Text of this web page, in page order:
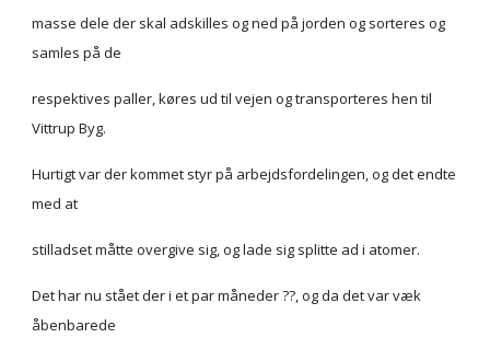
masse dele der skal adskilles og ned på jorden og sorteres og
samles på de
respektives paller, køres ud til vejen og transporteres hen til
Vittrup Byg.
Hurtigt var der kommet styr på arbejdsfordelingen, og det endte
med at
stilladset måtte overgive sig, og lade sig splitte ad i atomer.
Det har nu stået der i et par måneder ??, og da det var væk
åbenbarede